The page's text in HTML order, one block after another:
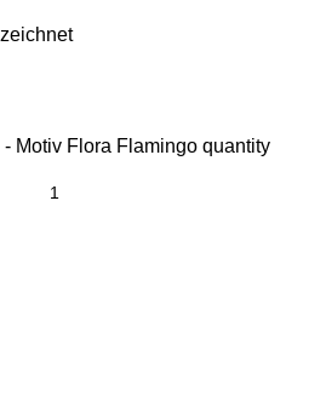
Motiv Flora Flamingo quantity